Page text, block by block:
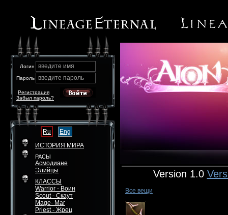
Логин введите имя
Пароль введите пароль
Забыл пароль?
Регистрация
Ru
Eng
ИСТОРИЯ МИРА
РАСЫ
Асмодиане
Элийцы
КЛАССЫ
Warrior - Воин
Scout - Скаут
Mage- Маг
Priest - Жрец
Version 1.0
Все вещи